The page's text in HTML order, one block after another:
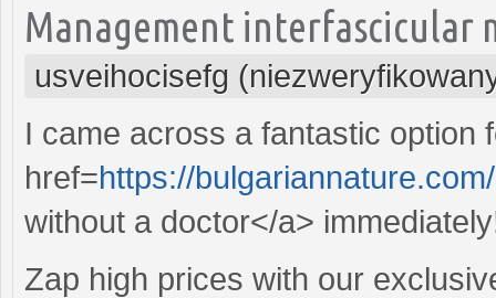
Management interfascicular
usveihocisefg
I came across a fantastic option
href=https://
without a doctor</a>
Zap high prices with our